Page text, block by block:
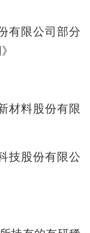
有限公司部分
材料股份有限
技股份有限公